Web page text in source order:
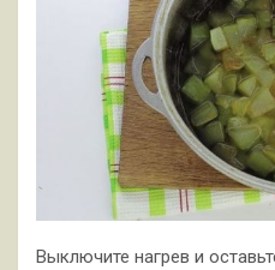
Выключите нагрев и